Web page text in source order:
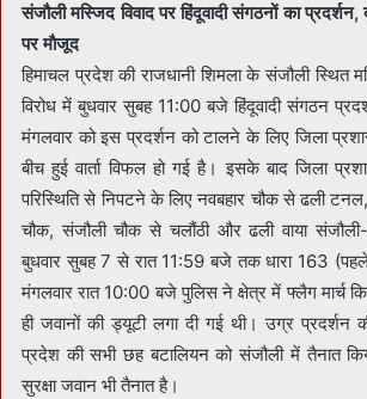
संजौली मस्जिद विवाद पर हिंदूवादी संगठनों का
पर माैजूद
हिमाचल प्रदेश की राजधानी शिमला के संजौली स्थित
विरोध में बुधवार सुबह 11:00 बजे हिंदूवादी संगठन
मंगलवार को इस प्रदर्शन को टालने के लिए जिला
बीच हुई वार्ता विफल हो गई है। इसके बाद जिला
परिस्थिति से निपटने के लिए नवबहार चौक से ढली
चौक, संजौली चौक से चलौंठी और ढली वाया
बुधवार सुबह 7 से रात 11:59 बजे तक धारा 163
मंगलवार रात 10:00 बजे पुलिस ने क्षेत्र में फ्लैग मार्च
ही जवानों की ड्यूटी लगा दी गई थी। उग्र
प्रदेश की सभी छह बटालियन को संजौली में तैनात
सुरक्षा जवान भी तैनात है।